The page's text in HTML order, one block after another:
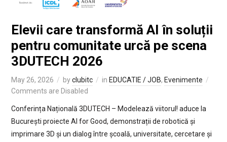
Elevii care transformă AI în soluții
pentru comunitate urcă pe scena
3DUTECH 2026
May 26, 2026 byclubitc in EDUCATIE / JOB, Evenimente
Comments are Disabled
Conferința Națională 3DUTECH – Modelează viitorul! aduce la
București proiecte AI for Good, demonstrații de robotică și
imprimare 3D și un dialog între școală, universitate, cercetare și